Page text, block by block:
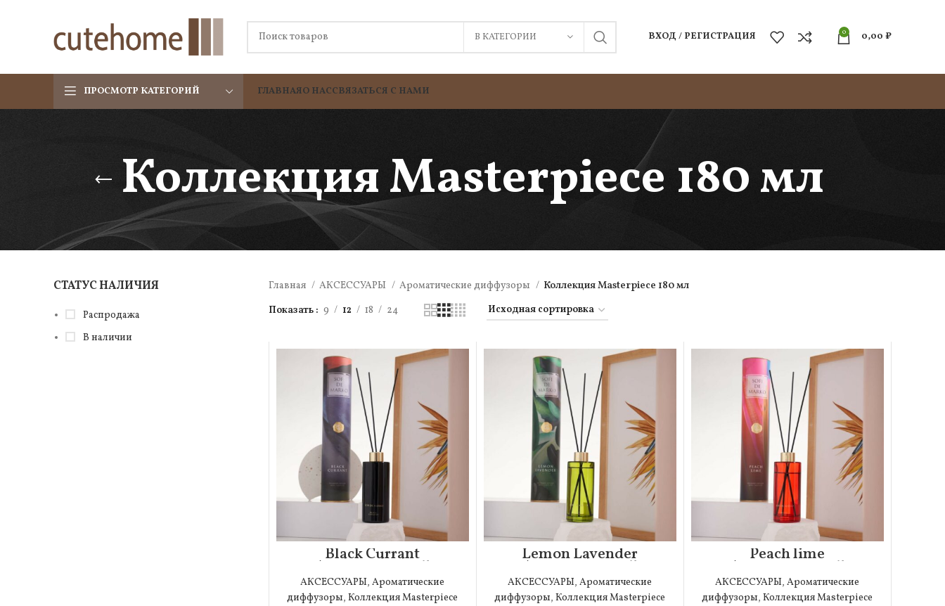
В КАТЕГОРИИ ВХОД / РЕГИСТРАЦИЯ 0 0,00 ₽
ПРОСМОТР КАТЕГОРИЙ ГЛАВНАЯО НАССВЯЗАТЬСЯ С НАМИ
Коллекция Masterpiece 180 мл
СТАТУС НАЛИЧИЯ
Распродажа
В наличии
Главная АКСЕССУАРЫ Ароматические диффузоры
Коллекция Masterpiece 180 мл
Показать
9 12 18 24
Black Currant
Ароматический
диффузор (180мл)
АКСЕССУАРЫ,Ароматические
диффузоры,Коллекция Masterpiece
Lemon Lavеnder
Ароматический
диффузор (180мл)
АКСЕССУАРЫ,Ароматические
диффузоры,Коллекция Masterpiece
Peach lime
Ароматический
диффузор (180мл)
АКСЕССУАРЫ,Ароматические
диффузоры,Коллекция Masterpiece